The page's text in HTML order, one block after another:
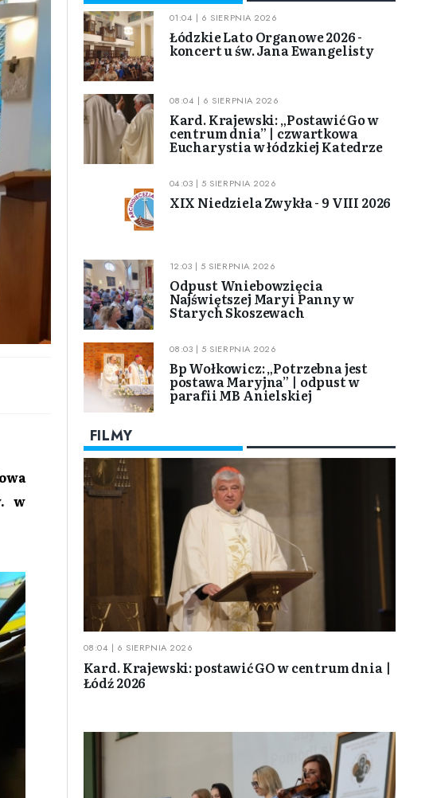
w
01:04 | 6 SIERPNIA 2026
Łódzkie Lato Organowe 2026 -
koncert u św. Jana Ewangelisty
08:04 | 6 SIERPNIA 2026
Kard. Krajewski: „Postawić Go w
centrum dnia” | czwartkowa
Eucharystia w łódzkiej Katedrze
04:03 | 5 SIERPNIA 2026
XIX Niedziela Zwykła - 9 VIII 2026
12:03 | 5 SIERPNIA 2026
Odpust Wniebowzięcia
Najświętszej Maryi Panny w
Starych Skoszewach
08:03 | 5 SIERPNIA 2026
Bp Wołkowicz: „Potrzebna jest
postawa Maryjna” | odpust w
parafii MB Anielskiej
FILMY
08:04 | 6 SIERPNIA 2026
Kard. Krajewski: postawić GO w centrum dnia |
Łódź 2026